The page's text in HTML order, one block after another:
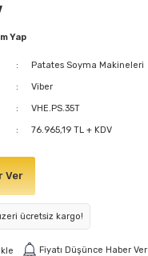
Yap
Patates Soyma Makineleri
Viber
VHE.PS.35T
76.965,19 TL + KDV
Ver
ücretsiz kargo!
Fiyatı Düşünce Haber Ver